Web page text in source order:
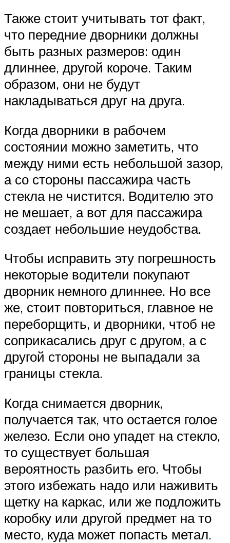
Также стоит учитывать тот факт,
что передние дворники должны
быть разных размеров: один
длиннее, другой короче. Таким
образом, они не будут
накладываться друг на друга.
Когда дворники в рабочем
состоянии можно заметить, что
между ними есть небольшой зазор,
а со стороны пассажира часть
стекла не чистится. Водителю это
не мешает, а вот для пассажира
создает небольшие неудобства.
Чтобы исправить эту погрешность
некоторые водители покупают
дворник немного длиннее. Но все
же, стоит повториться, главное не
переборщить, и дворники, чтоб не
соприкасались друг с другом, а с
другой стороны не выпадали за
границы стекла.
Когда снимается дворник,
получается так, что остается голое
железо. Если оно упадет на стекло,
то существует большая
вероятность разбить его. Чтобы
этого избежать надо или наживить
щетку на каркас, или же подложить
коробку или другой предмет на то
место, куда может попасть метал.